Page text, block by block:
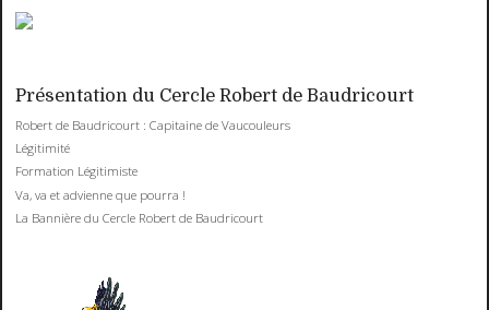
Présentation du Cercle Robert de Baudricourt
Robert de Baudricourt : Capitaine de Vaucouleurs
Légitimité
Formation Légitimiste
Va, va et advienne que pourra !
La Bannière du Cercle Robert de Baudricourt